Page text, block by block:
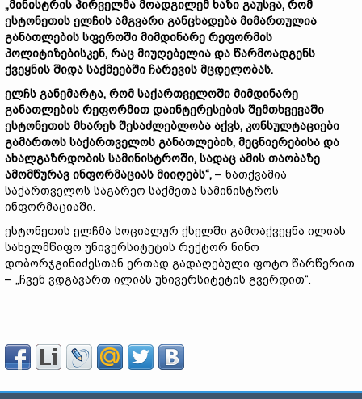
„მინისტრის პირველმა მოადგილემ ხაზი გაუსვა, რომ
ესტონეთის ელჩის ამგვარი განცხადება მიმართულია
განათლების სფეროში მიმდინარე რეფორმის
პოლიტიზებისკენ, რაც მიუღებელია და წარმოადგენს
ქვეყნის შიდა საქმეებში ჩარევის მცდელობას.
ელჩს განემარტა, რომ საქართველოში მიმდინარე
განათლების რეფორმით დაინტერესების შემთხვევაში
ესტონეთის მხარეს შესაძლებლობა აქვს, კონსულტაციები
გამართოს საქართველოს განათლების, მეცნიერებისა და
ახალგაზრდობის სამინისტროში, სადაც ამის თაობაზე
ამომწურავ ინფორმაციას მიიღებს“, – ნათქვამია
საქართველოს საგარეო საქმეთა სამინისტროს
ინფორმაციაში.
ესტონეთის ელჩმა სოციალურ ქსელში გამოაქვეყნა ილიას
სახელმწიფო უნივერსიტეტის რექტორ ნინო
დობორჯგინიძესთან ერთად გადაღებული ფოტო წარწერით
– „ჩვენ ვდგავართ ილიას უნივერსიტეტის გვერდით“.